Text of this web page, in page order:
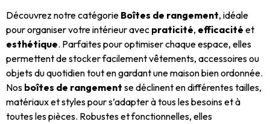
Découvrez notre catégorie Boîtes de rangement, idéale
pour organiser votre intérieur avec praticité, efficacité et
esthétique. Parfaites pour optimiser chaque espace, elles
permettent de stocker facilement vêtements, accessoires ou
objets du quotidien tout en gardant une maison bien ordonnée.
Nos boîtes de rangement se déclinent en différentes tailles,
matériaux et styles pour s’adapter à tous les besoins et à
toutes les pièces. Robustes et fonctionnelles, elles